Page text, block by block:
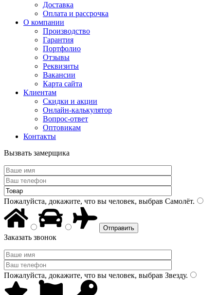
Доставка
Оплата и рассрочка
О компании
Производство
Гарантия
Портфолио
Отзывы
Реквизиты
Вакансии
Карта сайта
Клиентам
Скидки и акции
Онлайн-калькулятор
Вопрос-ответ
Оптовикам
Контакты
Вызвать замерщика
Пожалуйста, докажите, что вы человек, выбрав Самолёт.
Заказать звонок
Пожалуйста, докажите, что вы человек, выбрав Звезду.